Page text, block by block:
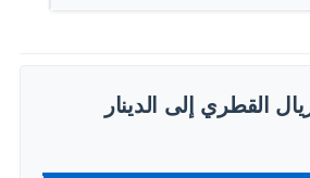
القطري إلى الدينار